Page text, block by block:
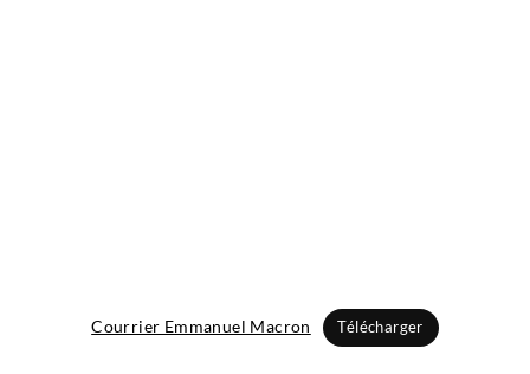
Courrier Emmanuel Macron Télécharger